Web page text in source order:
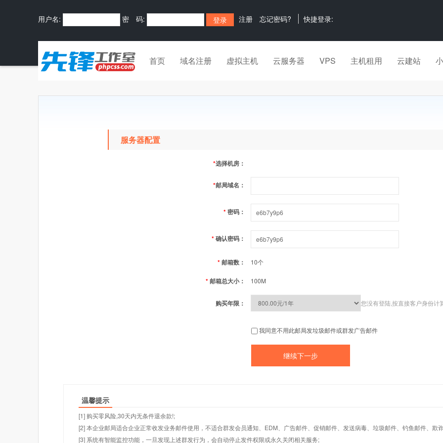
用户名: 密 码: 注册 忘记密码? 快捷登录:
首页 域名注册 虚拟主机 云服务器 VPS 主机租用 云建站
服务器配置
*选择机房：
*邮局域名：
*密码：
*确认密码：
*邮箱数： 10个
*邮箱总大小： 100M
购买年限： 您没有登陆,按直接客户身份计
我同意不用此邮局发垃圾邮件或群发广告邮件
温馨提示
[1] 购买零风险,30天内无条件退余款!;
[2] 本企业邮局适合企业正常收发业务邮件使用，不适合群发会员通知、EDM、广告邮件、促销邮件、发送病毒、垃圾邮件、钓鱼邮件、欺
[3] 系统有智能监控功能，一旦发现上述群发行为，会自动停止发件权限或永久关闭相关服务;